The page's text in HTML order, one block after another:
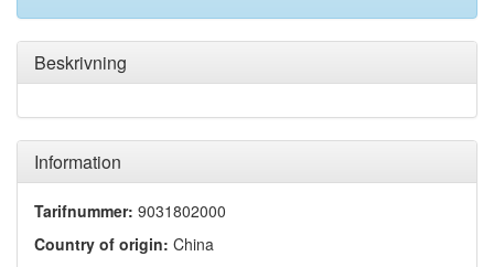
Beskrivning
Information
Tarifnummer: 9031802000
Country of origin: China